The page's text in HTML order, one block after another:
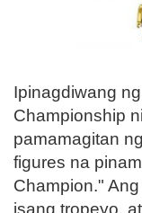
Ipinagdiwang ng
Championship
pamamagitan
figures na
Champion."
isang tropeyo,